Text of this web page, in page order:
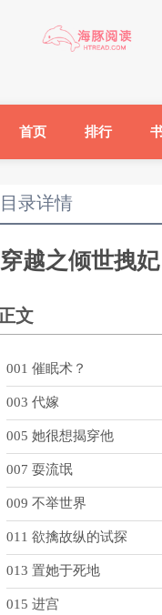
首页 排行
目录详情
穿越之倾世拽妃
文
001 催眠术？
003 代嫁
005 她很想揭穿他
007 耍流氓
009 不举世界
011 欲擒故纵的试探
013 置她于死地
015 进宫